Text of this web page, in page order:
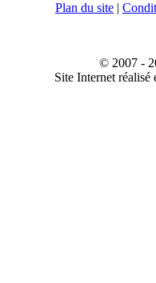
Plan du site |
© 2007 -
Site Internet réalisé